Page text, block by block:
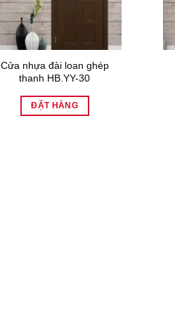
Cửa nhựa đài loan ghép
thanh HB.YY-30
ĐẶT HÀNG